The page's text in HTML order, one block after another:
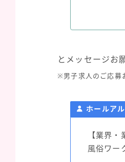
とメッセージお
※男子求人のご応募
ホールア
【業界・
風俗ワー